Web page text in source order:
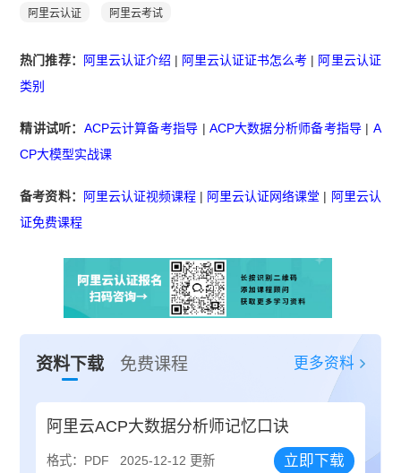
阿里云认证 阿里云考试
热门推荐： 阿里云认证介绍 | 阿里云认证证书怎么考 | 阿里云认证
类别
精讲试听： ACP云计算备考指导 | ACP大数据分析师备考指导 | A
CP大模型实战课
备考资料： 阿里云认证视频课程| 阿里云认证网络课堂 | 阿里云认
证免费课程
资料下载 免费课程 更多资料
阿里云ACP大数据分析师记忆口诀
格式：PDF 2025-12-12 更新 立即下载